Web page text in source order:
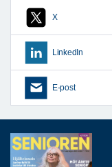
X
LinkedIn
E-post